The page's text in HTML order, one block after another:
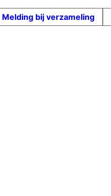
Melding bij verzameling